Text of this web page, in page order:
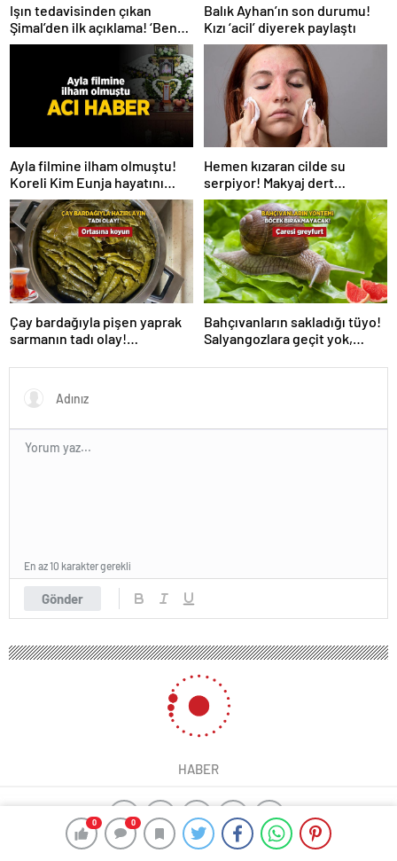
0 0
Işın tedavisinden çıkan
Şimal’den ilk açıklama! ‘Ben
çok yoruldum’
Balık Ayhan’ın son durumu!
Kızı ‘acil’ diyerek paylaştı
Ayla filmine ilham olmuştu!
Koreli Kim Eunja hayatını
kaybetti
Hemen kızaran cilde su
serpiyor! Makyaj dert
olmayacak, 2 ürün yetiyor
Çay bardağıyla pişen yaprak
sarmanın tadı olay!
Bahçıvanların sakladığı tüyo!
Salyangozlara geçit yok,
Gönder
En az 10 karakter gerekli
HABER
ajax alarm